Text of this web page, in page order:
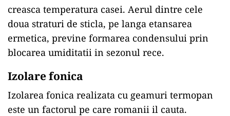
creasca temperatura casei. Aerul dintre cele
doua straturi de sticla, pe langa etansarea
ermetica, previne formarea condensului prin
blocarea umiditatii in sezonul rece.
Izolare fonica
Izolarea fonica realizata cu geamuri termopan
este un factorul pe care romanii il cauta.